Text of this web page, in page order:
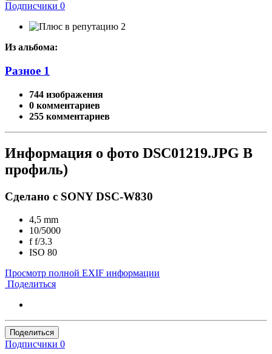
Подписчики 0
2
Из альбома:
Разное 1
744 изображения
0 комментариев
255 комментариев
Информация о фото DSC01219.JPG В
профиль)
Сделано с SONY DSC-W830
4,5 mm
10/5000
ff/3.3
ISO 80
Просмотр полной EXIF информации
Поделиться
Поделиться
Подписчики 0